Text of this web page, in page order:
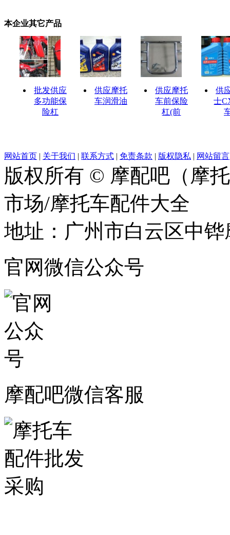
本企业其它产品
批发供应
多功能保
险杠
供应摩托
车润滑油
供应摩托
车前保险
杠(前
供
士
网站首页 | 关于我们 | 联系方式 | 免责条款 | 版权隐私 | 网站留言
版权所有 © 摩配吧（摩
市场/摩托车配件大全
地址：广州市白云区中
官网微信公众号
摩配吧微信客服